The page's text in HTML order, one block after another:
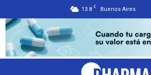
13.8 C Buenos Aires